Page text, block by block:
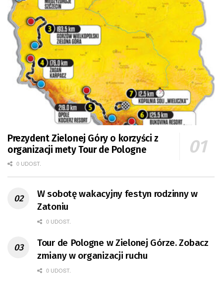
Prezydent Zielonej Góry o korzyści z
organizacji mety Tour de Pologne
0 UDOST.
W sobotę wakacyjny festyn rodzinny w
Zatoniu
0 UDOST.
Tour de Pologne w Zielonej Górze. Zobacz
zmiany w organizacji ruchu
0 UDOST.